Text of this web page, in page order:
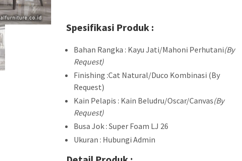
Spesifikasi Produk :
Bahan Rangka : Kayu Jati/Mahoni Perhutani(By
Request)
Finishing :Cat Natural/Duco Kombinasi (By
Request)
Kain Pelapis : Kain Beludru/Oscar/Canvas(By
Request)
Busa Jok : Super Foam LJ 26
Ukuran : Hubungi Admin